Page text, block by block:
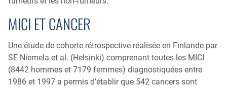
MICI ET CANCER
Une étude de cohorte rétrospective réalisée en Finlande par
SE Niemela et al. (Helsinki) comprenant toutes les MICI
(8442 hommes et 7179 femmes) diagnostiquées entre
1986 et 1997 a permis d’établir que 542 cancers sont